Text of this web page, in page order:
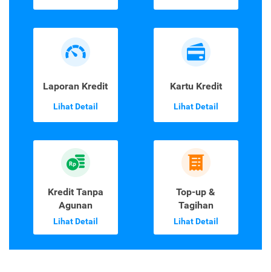
Laporan Kredit
Lihat Detail
Kartu Kredit
Lihat Detail
Kredit Tanpa
Agunan
Lihat Detail
Top-up &
Tagihan
Lihat Detail